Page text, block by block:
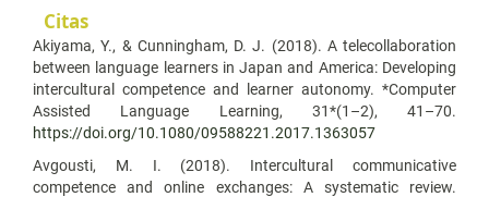
Citas
Akiyama, Y., & Cunningham, D. J. (2018). A telecollaboration
between language learners in Japan and America: Developing
intercultural competence and learner autonomy. *Computer
Assisted Language Learning, 31*(1–2), 41–70.
https://doi.org/10.1080/09588221.2017.1363057
Avgousti, M. I. (2018). Intercultural communicative
competence and online exchanges: A systematic review.